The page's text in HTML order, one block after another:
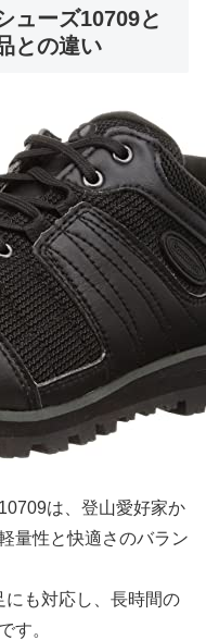
ューズ10709と
との違い
は、登山愛好家か
量性と快適さのバラン
にも対応し、長時間の
す。